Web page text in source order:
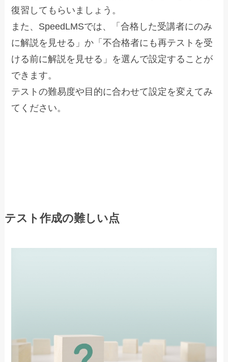
復習してもらいましょう。
また、SpeedLMSでは、「合格した受講者にのみ
に解説を見せる」か「不合格者にも再テストを受
ける前に解説を見せる」を選んで設定することが
できます。
テストの難易度や目的に合わせて設定を変えてみ
てください。
テスト作成の難しい点